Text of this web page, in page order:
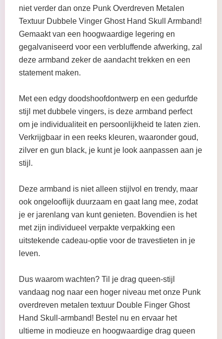
niet verder dan onze Punk Overdreven Metalen
Textuur Dubbele Vinger Ghost Hand Skull Armband!
Gemaakt van een hoogwaardige legering en
gegalvaniseerd voor een verbluffende afwerking, zal
deze armband zeker de aandacht trekken en een
statement maken.
Met een edgy doodshoofdontwerp en een gedurfde
stijl met dubbele vingers, is deze armband perfect
om je individualiteit en persoonlijkheid te laten zien.
Verkrijgbaar in een reeks kleuren, waaronder goud,
zilver en gun black, je kunt je look aanpassen aan je
stijl.
Deze armband is niet alleen stijlvol en trendy, maar
ook ongelooflijk duurzaam en gaat lang mee, zodat
je er jarenlang van kunt genieten. Bovendien is het
met zijn individueel verpakte verpakking een
uitstekende cadeau-optie voor de travestieten in je
leven.
Dus waarom wachten? Til je drag queen-stijl
vandaag nog naar een hoger niveau met onze Punk
overdreven metalen textuur Double Finger Ghost
Hand Skull-armband! Bestel nu en ervaar het
ultieme in modieuze en hoogwaardige drag queen